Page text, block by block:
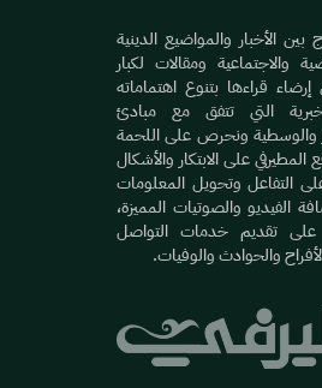
الأخبار والمواضيع الدينية
والاجتماعية ومقالات لكبار
قراءها بتنوع اهتماماته
التي تتفق مع مبادئ
والوسطية ونحرص على اللحمة
على الابتكار والأشكال
التفاعل وتحويل المعلومات
الفيديو والصوتيات المميزة،
تقديم خدمات التواصل
والحوادث والوفيات.